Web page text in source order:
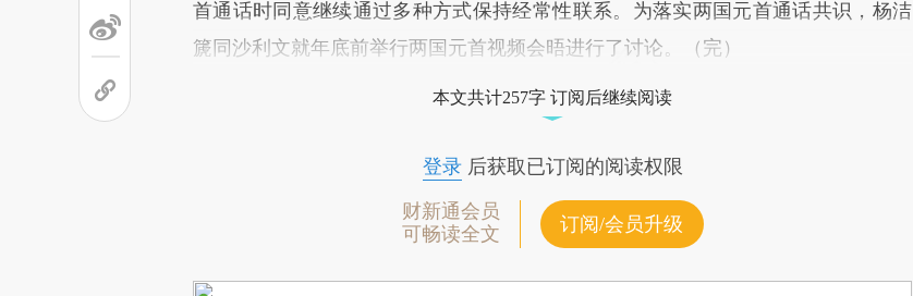
首通话时同意继续通过多种方式保持经常性联系。为落实两国元首通话共识，杨洁
篪同沙利文就年底前举行两国元首视频会晤进行了讨论。（完）
本文共计257字 订阅后继续阅读
登录后获取已订阅的阅读权限
财新通会员
可畅读全文
订阅/会员升级